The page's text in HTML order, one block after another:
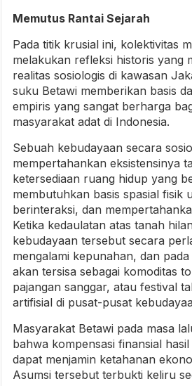
Memutus Rantai Sejarah
Pada titik krusial ini, kolektivitas
melakukan refleksi historis yang
realitas sosiologis di kawasan
suku Betawi memberikan basis
empiris yang sangat berharga
masyarakat adat di Indonesia.
Sebuah kebudayaan secara
mempertahankan eksistensinya
ketersediaan ruang hidup yang
membutuhkan basis spasial fisik
berinteraksi, dan
Ketika kedaulatan atas tanah
kebudayaan tersebut secara
mengalami kepunahan, dan
akan tersisa sebagai komoditas
pajangan sanggar, atau festival
artifisial di pusat-pusat
Masyarakat Betawi pada masa
bahwa kompensasi finansial
dapat menjamin ketahanan
Asumsi tersebut terbukti keliru